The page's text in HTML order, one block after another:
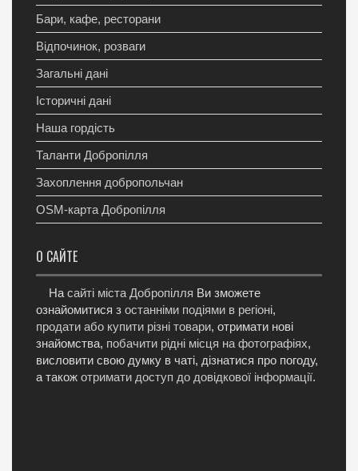
Бари, кафе, ресторани
Відпочинок, розваги
Загальні дані
Історичні дані
Наша гордість
Таланти Добропілля
Захоплення добропольчан
OSM-карта Добропілля
О САЙТЕ
На сайті міста Добропілля Ви зможете
ознайомитися з останніми подіями в регіоні,
продати або купити різні товари, отримати нові
знайомства, побачити рідні місця на фотографіях,
висловити свою думку в чаті, дізнатися про погоду,
а також отримати доступ до довідкової інформації.